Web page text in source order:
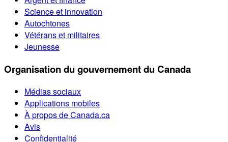
Science et innovation
Autochtones
Vétérans et militaires
Jeunesse
Organisation du gouvernement du Canada
Médias sociaux
Applications mobiles
À propos de Canada.ca
Avis
Confidentialité